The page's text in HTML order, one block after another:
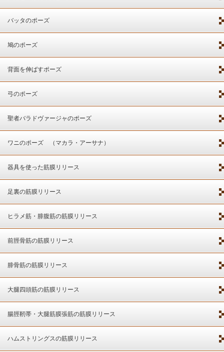
バッタのポーズ
鳩のポーズ
背面を伸ばすポーズ
弓のポーズ
聖者バラドヴァージャのポーズ
ワニのポーズ （マカラ・アーサナ）
器具を使った筋膜リリース
足裏の筋膜リリース
ヒラメ筋・腓腹筋の筋膜リリース
前脛骨筋の筋膜リリース
腓骨筋の筋膜リリース
大腿四頭筋の筋膜リリース
腸脛靭帯・大腿筋膜張筋の筋膜リリース
ハムストリングスの筋膜リリース